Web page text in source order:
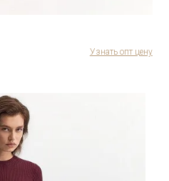
Узнать опт цену